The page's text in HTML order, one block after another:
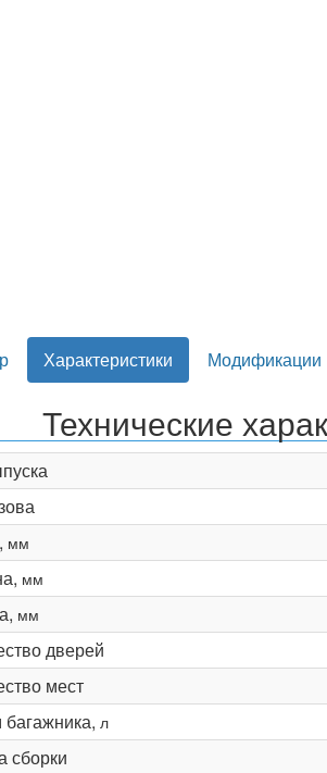
Характеристики Модификации
Технические
мм
мм
мм
дверей
мест
л
сборки